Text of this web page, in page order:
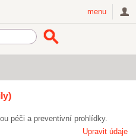
menu
péči a preventivní prohlídky.
Upravit údaje